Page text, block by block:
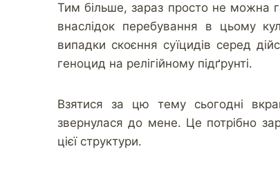
Тим більше, зараз просто не можна
внаслідок перебування в цьому
випадки скоєння суїцидів серед
геноцид на релігійному підґрунті.
Взятися за цю тему сьогодні
звернулася до мене. Це потрібно
цієї структури.